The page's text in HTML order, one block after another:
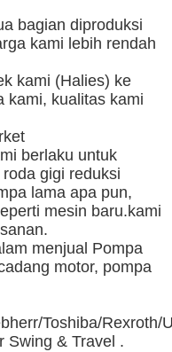
bagian diproduksi
kami lebih rendah
kami (Halies) ke
kami, kualitas kami
berlaku untuk
gigi reduksi
lama apa pun,
mesin baru.kami
menjual Pompa
motor, pompa
Toshiba/
Swing & Travel .